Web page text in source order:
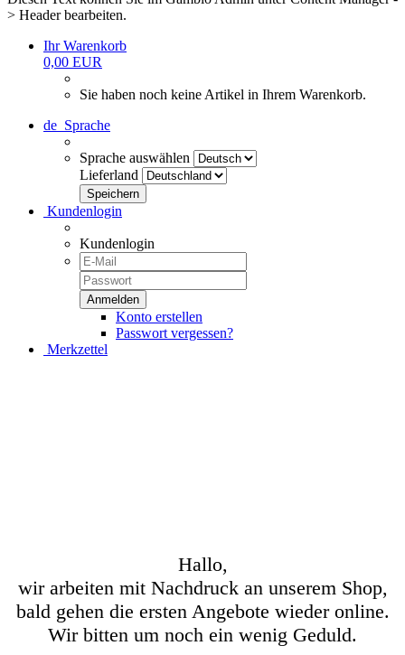
> Header bearbeiten.
Ihr Warenkorb
0,00 EUR
Sie haben noch keine Artikel in Ihrem Warenkorb.
de Sprache
Sprache auswählen
Lieferland
Kundenlogin
Kundenlogin
Konto erstellen
Passwort vergessen?
Merkzettel
Hallo,
wir arbeiten mit Nachdruck an unserem Shop,
bald gehen die ersten Angebote wieder online.
Wir bitten um noch ein wenig Geduld.